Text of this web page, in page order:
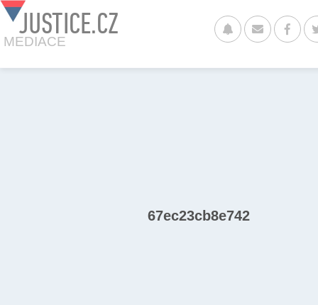
JUSTICE.CZ
MEDIACE
67ec23cb8e742